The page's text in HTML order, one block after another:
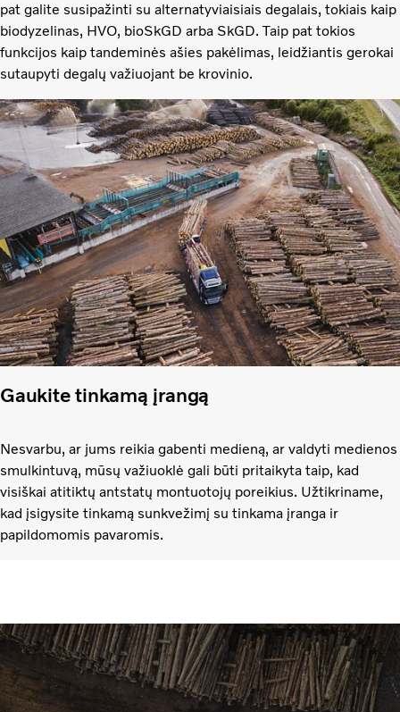
pat galite susipažinti su alternatyviaisiais degalais, tokiais kaip
biodyzelinas, HVO, bioSkGD arba SkGD. Taip pat tokios
funkcijos kaip tandeminės ašies pakėlimas, leidžiantis gerokai
sutaupyti degalų važiuojant be krovinio.
Gaukite tinkamą įrangą
Nesvarbu, ar jums reikia gabenti medieną, ar valdyti medienos
smulkintuvą, mūsų važiuoklė gali būti pritaikyta taip, kad
visiškai atitiktų antstatų montuotojų poreikius. Užtikriname,
kad įsigysite tinkamą sunkvežimį su tinkama įranga ir
papildomomis pavaromis.